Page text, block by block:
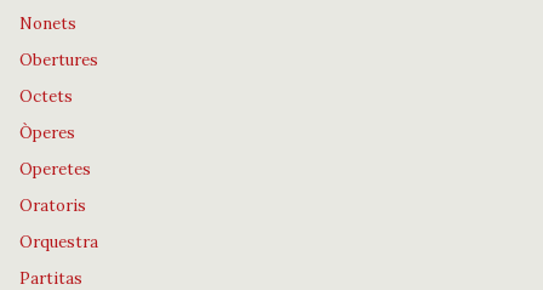
Nonets
Obertures
Octets
Òperes
Operetes
Oratoris
Orquestra
Partitas